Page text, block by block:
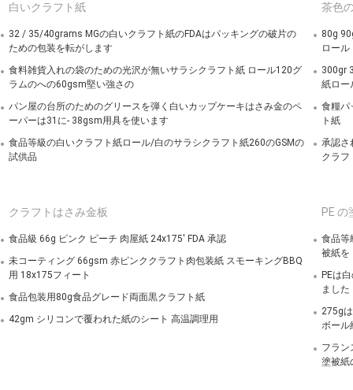
白いクラフト紙
32 / 35/40grams MGの白いクラフト紙のFDAはパッキングの破片の
ための包装を転がします
食料雑貨入れの袋のための光沢が無いサラシクラフト紙 ロール120グ
ラムのへの60gsm堅い強さの
パン屋の台所のためのグリースを弾く白いカップケーキはさみ金のペ
ーパーは31に- 38gsm用具を使います
食品等級の白いクラフト紙ロール/白のサラシクラフト紙260のGSMの
試供品
茶色
80g
ロール
300gr
紙ロー
食糧パ
ト紙
承認さ
クラフ
クラフトはさみ金板
食品級 66g ピンク ピーチ 肉屋紙 24x175' FDA 承認
未コーティング 66gsm 赤ピンククラフト肉包装紙 スモーキングBBQ
用 18x175フィート
食品包装用80g食品グレード両面黒クラフト紙
42gm シリコンで覆われた紙のシート 高温調理用
PE の
食品等
被紙を
PEは
ました
275g
ボール
フラン
塗被紙